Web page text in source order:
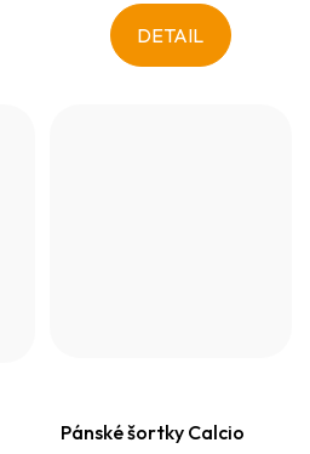
DETAIL
Pánské šortky Calcio